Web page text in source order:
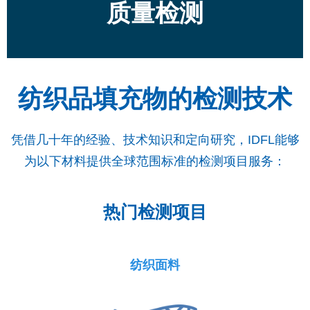
质量检测
纺织品填充物的检测技术
凭借几十年的经验、技术知识和定向研究，IDFL能够
为以下材料提供全球范围标准的检测项目服务：
热门检测项目
纺织面料